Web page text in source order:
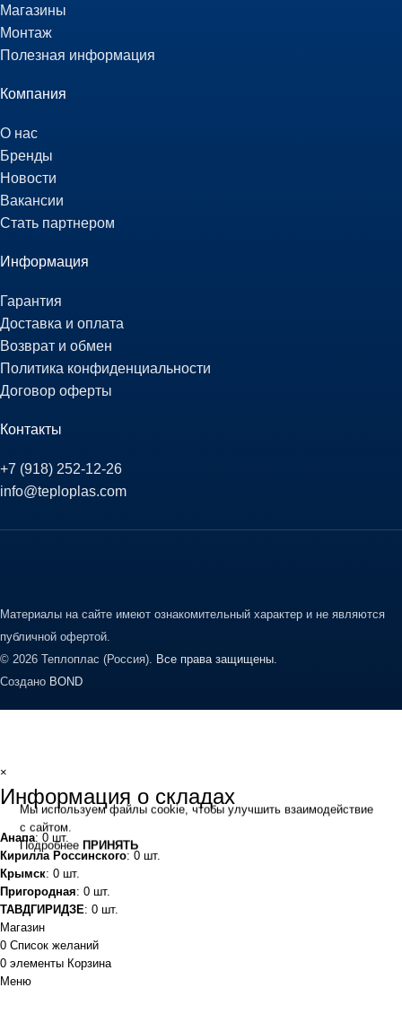
Магазины
Монтаж
Полезная информация
Компания
О нас
Бренды
Новости
Вакансии
Стать партнером
Информация
Гарантия
Доставка и оплата
Возврат и обмен
Политика конфиденциальности
Договор оферты
Контакты
+7 (918) 252-12-26
info@teploplas.com
Материалы на сайте имеют ознакомительный характер и не являются
публичной офертой.
© 2026 Теплоплас (Россия). Все права защищены.
Создано BOND
Мы используем файлы cookie, чтобы улучшить взаимодействие
с сайтом.
Подробнее ПРИНЯТЬ
×
Информация о складах
Анапа: 0 шт.
Кирилла Россинского: 0 шт.
Крымск: 0 шт.
Пригородная: 0 шт.
ТАВДГИРИДЗЕ: 0 шт.
Магазин
0 Список желаний
0 элементы Корзина
Меню